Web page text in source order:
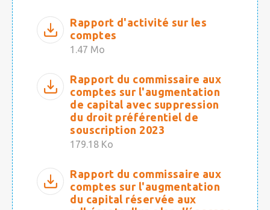
Rapport d'activité sur les
comptes
1.47 Mo
Rapport du commissaire aux
comptes sur l'augmentation
de capital avec suppression
du droit préférentiel de
souscription 2023
179.18 Ko
Rapport du commissaire aux
comptes sur l'augmentation
du capital réservée aux